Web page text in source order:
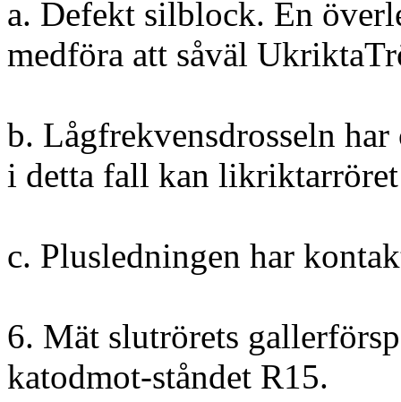
a. Defekt silblock. En
medföra att såväl
b. Lågfrekvensdrosseln
i detta fall kan likriktarröret
c. Plusledningen har
6. Mät slutrörets
katodmot-ståndet R15.